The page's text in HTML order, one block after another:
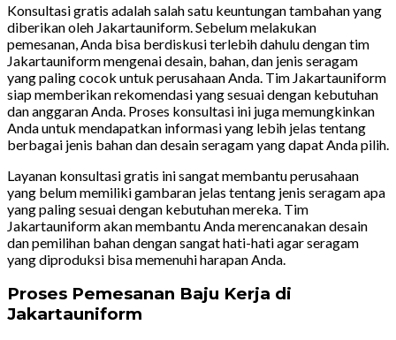
Konsultasi gratis adalah salah satu keuntungan tambahan yang
diberikan oleh Jakartauniform. Sebelum melakukan
pemesanan, Anda bisa berdiskusi terlebih dahulu dengan tim
Jakartauniform mengenai desain, bahan, dan jenis seragam
yang paling cocok untuk perusahaan Anda. Tim Jakartauniform
siap memberikan rekomendasi yang sesuai dengan kebutuhan
dan anggaran Anda. Proses konsultasi ini juga memungkinkan
Anda untuk mendapatkan informasi yang lebih jelas tentang
berbagai jenis bahan dan desain seragam yang dapat Anda pilih.
Layanan konsultasi gratis ini sangat membantu perusahaan
yang belum memiliki gambaran jelas tentang jenis seragam apa
yang paling sesuai dengan kebutuhan mereka. Tim
Jakartauniform akan membantu Anda merencanakan desain
dan pemilihan bahan dengan sangat hati-hati agar seragam
yang diproduksi bisa memenuhi harapan Anda.
Proses Pemesanan Baju Kerja di
Jakartauniform